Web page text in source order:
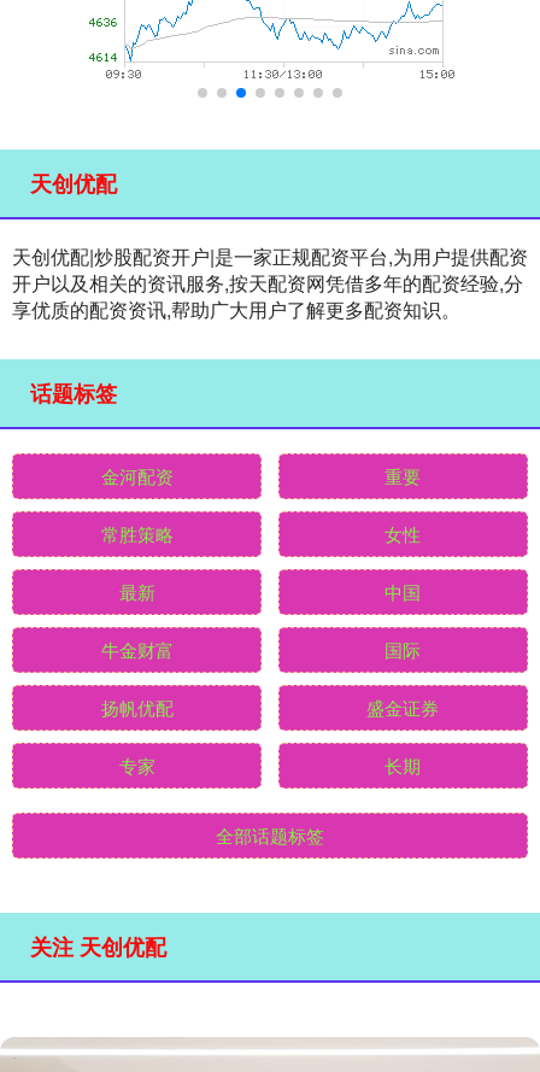
天创优配
天创优配|炒股配资开户|是一家正规配资平台,为用户提供配资
开户以及相关的资讯服务,按天配资网凭借多年的配资经验,分
享优质的配资资讯,帮助广大用户了解更多配资知识。
话题标签
金河配资 重要
常胜策略 女性
最新 中国
牛金财富 国际
扬帆优配 盛金证券
专家 长期
全部话题标签
关注 天创优配